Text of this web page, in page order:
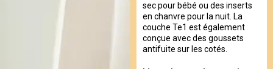
sec pour bébé ou des inserts
en chanvre pour la nuit. La
couche Te1 est également
conçue avec des goussets
antifuite sur les cotés.